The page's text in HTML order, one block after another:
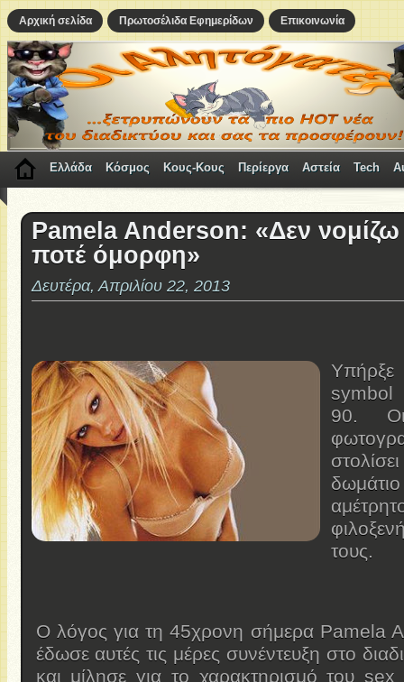
Αρχική σελίδα Πρωτοσέλιδα Εφημερίδων Επικοινωνία
Ελλάδα Κόσμος Κους-Κους Περίεργα Αστεία Tech
Pamela Anderson: «Δεν νομίζω
ποτέ όμορφη»
Δευτέρα, Απριλίου 22, 2013
Υπήρξε
symbol
90.
τους.
Ο λόγος για τη 45χρονη σήμερα Pamela
έδωσε αυτές τις μέρες συνέντευξη στο
και μίλησε για το χαρακτηρισμό του